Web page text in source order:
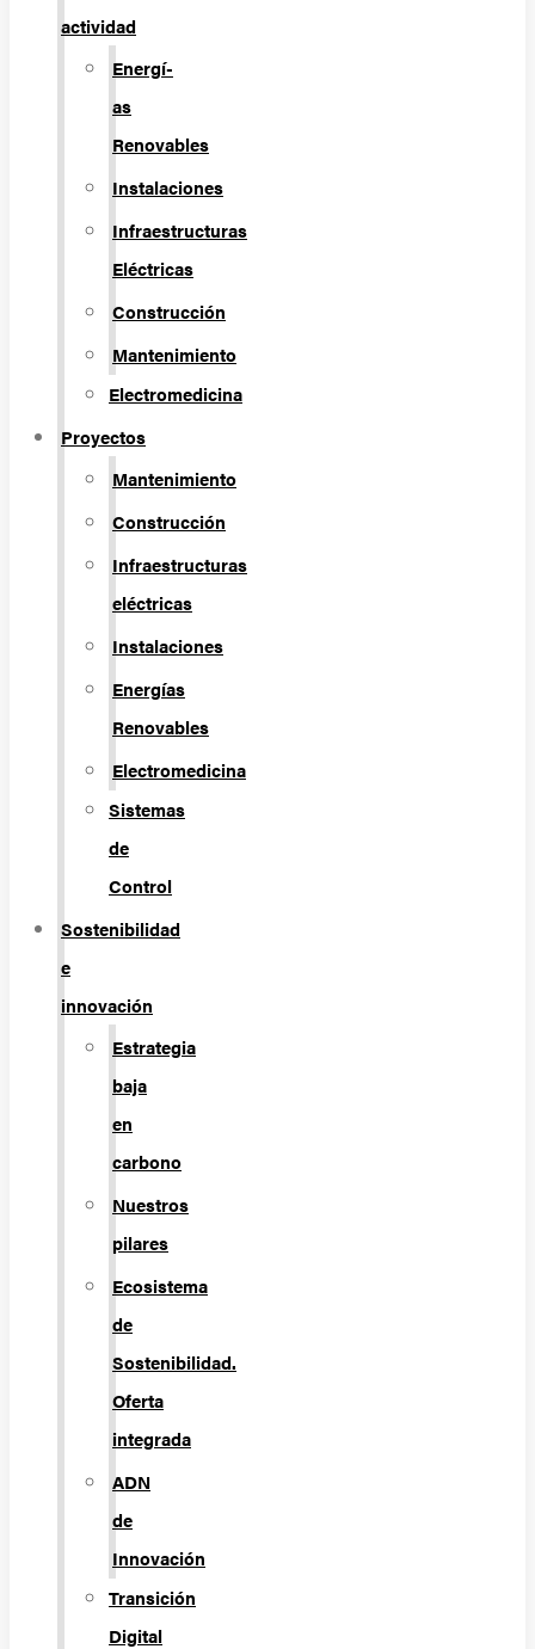
actividad
Energí­
as
Renovables
Instalaciones
Infraestructuras
Eléctricas
Construcción
Mantenimiento
Electromedicina
Proyectos
Mantenimiento
Construcción
Infraestructuras
eléctricas
Instalaciones
Energías
Renovables
Electromedicina
Sistemas
de
Control
Sostenibilidad
e
innovación
Estrategia
baja
en
carbono
Nuestros
pilares
Ecosistema
de
Sostenibilidad.
Oferta
integrada
ADN
de
Innovación
Transición
Digital